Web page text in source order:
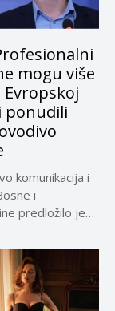
mogu više
Evropskoj
ponudili
komunikacija i
i
predložilo je